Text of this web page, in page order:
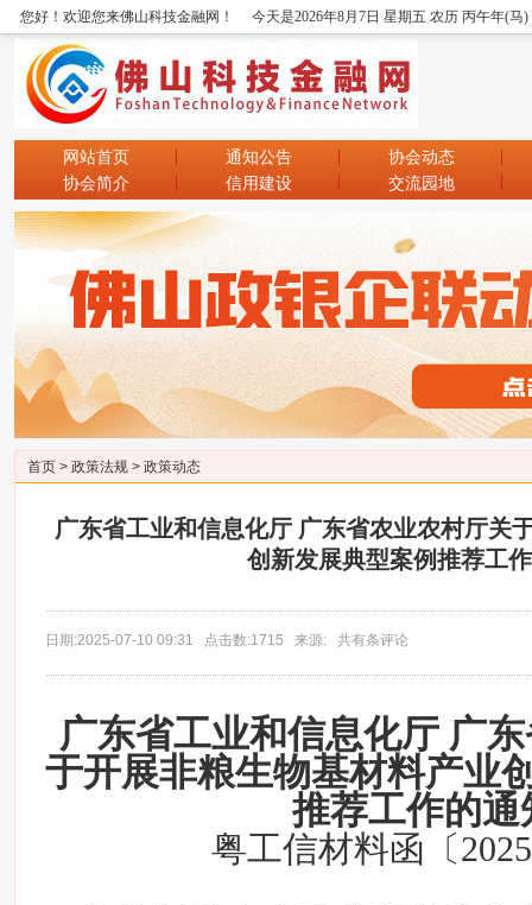
您好！欢迎您来佛山科技金融网！ 今天是2026年8月7日 星期五 农历 丙午年(马
网站首页 通知公告
协会动态
协会简介
信用建设 交流园地
首页 > 政策法规 > 政策动态
广东省工业和信息化厅 广东省农业农村厅关
创新发展典型案例推荐工
日期:2025-07-10 09:31 点击数:1715 来源: 共有条评论
广东省工业和信息化厅 广
于开展非粮生物基材料产业
推荐工作的通
粤工信材料函〔